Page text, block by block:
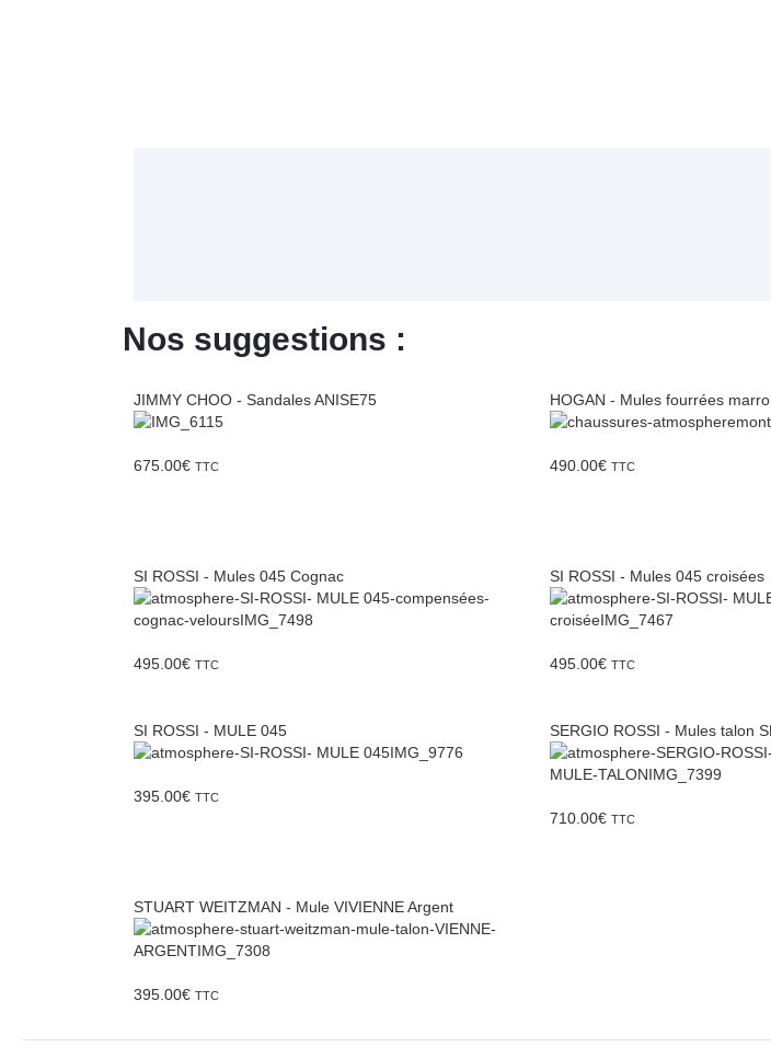
Nos suggestions :
JIMMY CHOO - Sandales ANISE75
675.00€ TTC
HOGAN - Mules fourrées
490.00€ TTC
SI ROSSI - Mules 045 Cognac
495.00€ TTC
SI ROSSI - Mules 045 croisées
495.00€ TTC
SI ROSSI - MULE 045
395.00€ TTC
SERGIO ROSSI - Mules talon
710.00€ TTC
STUART WEITZMAN - Mule VIVIENNE Argent
395.00€ TTC